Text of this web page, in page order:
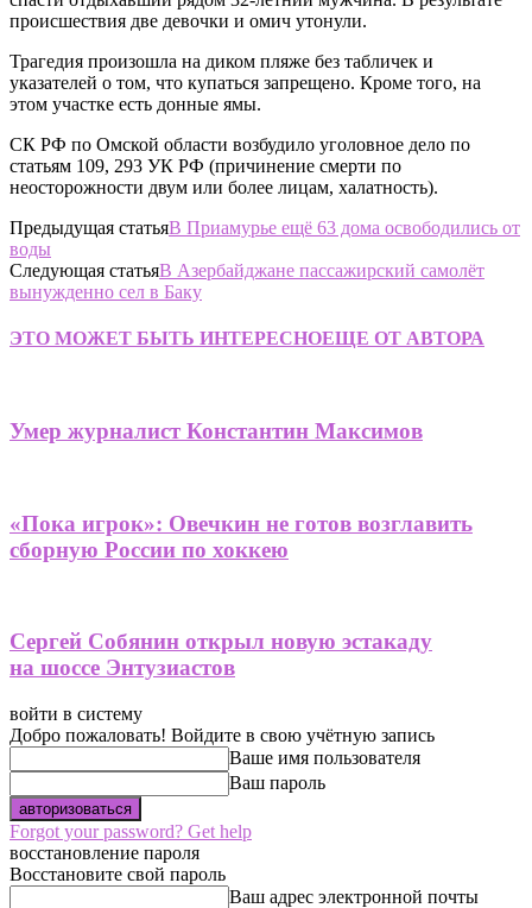
происшествия две девочки и омич утонули.
Трагедия произошла на диком пляже без табличек и
указателей о том, что купаться запрещено. Кроме того, на
этом участке есть донные ямы.
СК РФ по Омской области возбудило уголовное дело по
статьям 109, 293 УК РФ (причинение смерти по
неосторожности двум или более лицам, халатность).
Предыдущая статьяВ Приамурье ещё 63 дома освободились от
воды
Следующая статьяВ Азербайджане пассажирский самолёт
вынужденно сел в Баку
ЭТО МОЖЕТ БЫТЬ ИНТЕРЕСНОЕЩЕ ОТ АВТОРА
Умер журналист Константин Максимов
«Пока игрок»: Овечкин не готов возглавить
сборную России по хоккею
Сергей Собянин открыл новую эстакаду
на шоссе Энтузиастов
войти в систему
Добро пожаловать! Войдите в свою учётную запись
Ваше имя пользователя
Ваш пароль
Forgot your password? Get help
восстановление пароля
Восстановите свой пароль
Ваш адрес электронной почты